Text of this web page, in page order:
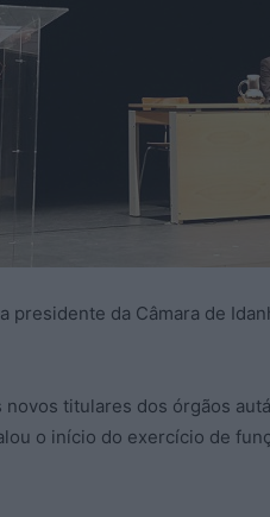
presidente da Câmara de
titulares dos órgãos
o início do exercício de